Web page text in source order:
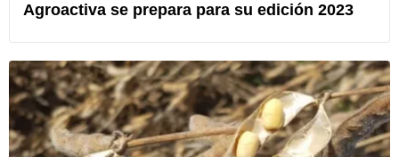
Agroactiva se prepara para su edición 2023